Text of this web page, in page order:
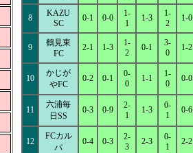
8
KAZU
SC
0-1 0-0
1-
1
1-3
1-
2
1-0
9
鶴見東
FC
2-1 1-3
1-
2
0-1
3-
0
1-2
10
かじが
やFC
0-2 0-1
0-
0
1-1
1-
0
0-0
11
六浦毎
日SS
0-3 0-9
2-
1
1-3
0-
1
0-6
12
FCカル
パ
0-4 0-3
2-
3
2-3
0-
1
2-2